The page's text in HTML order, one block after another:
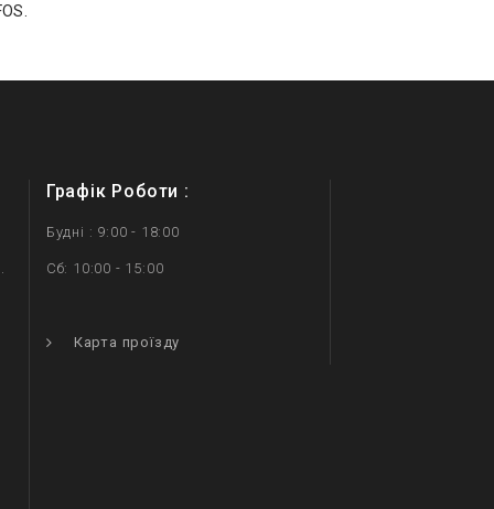
Графік Роботи :
Будні : 9:00 - 18:00
Сб: 10:00 - 15:00
Карта проїзду